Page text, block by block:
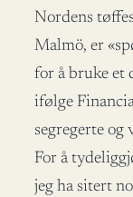
Nordens
Malmö, er
for å bruke et
ifølge
segregerte og
For å
jeg ha sitert